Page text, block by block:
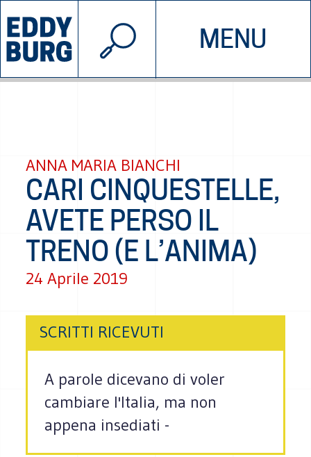
MENU
INIZIATIVE CHI SIAMO
© 2026 EDDYBURG
ANNA MARIA BIANCHI
CARI CINQUESTELLE,
AVETE PERSO IL
TRENO (E L’ANIMA)
24 Aprile 2019
SCRITTI RICEVUTI
A parole dicevano di voler
cambiare l'Italia, ma non
appena insediati -